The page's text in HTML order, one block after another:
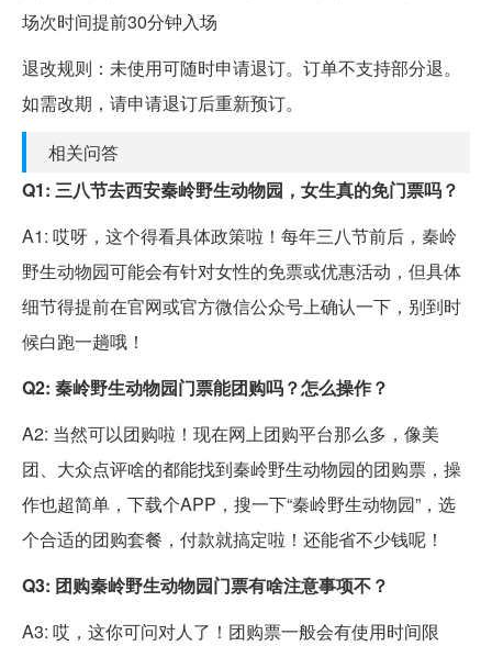
场次时间提前30分钟入场
退改规则：未使用可随时申请退订。订单不支持部分退。
如需改期，请申请退订后重新预订。
相关问答
Q1: 三八节去西安秦岭野生动物园，女生真的免门票吗？
A1: 哎呀，这个得看具体政策啦！每年三八节前后，秦岭
野生动物园可能会有针对女性的免票或优惠活动，但具体
细节得提前在官网或官方微信公众号上确认一下，别到时
候白跑一趟哦！
Q2: 秦岭野生动物园门票能团购吗？怎么操作？
A2: 当然可以团购啦！现在网上团购平台那么多，像美
团、大众点评啥的都能找到秦岭野生动物园的团购票，操
作也超简单，下载个APP，搜一下“秦岭野生动物园”，选
个合适的团购套餐，付款就搞定啦！还能省不少钱呢！
Q3: 团购秦岭野生动物园门票有啥注意事项不？
A3: 哎，这你可问对人了！团购票一般会有使用时间限